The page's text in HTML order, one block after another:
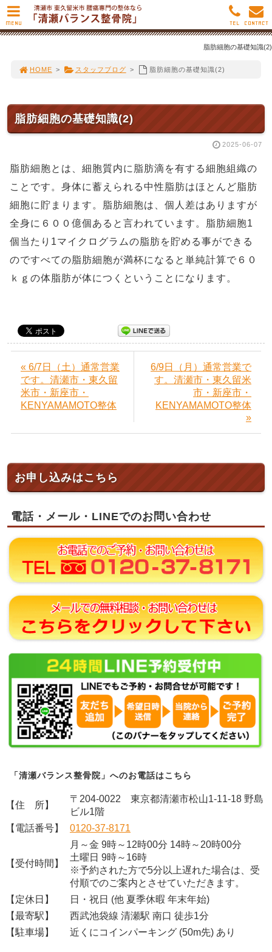
脂肪細胞の基礎知識(2)
HOME > スタッフブログ > 脂肪細胞の基礎知識(2)
脂肪細胞の基礎知識(2)
2025-06-07
脂肪細胞とは、細胞質内に脂肪滴を有する細胞組織の
ことです。身体に蓄えられる中性脂肪はほとんど脂肪
細胞に貯まります。脂肪細胞は、個人差はありますが
全身に６００億個あると言われています。脂肪細胞1
個当たり1マイクログラムの脂肪を貯める事ができる
のですべての脂肪細胞が満杯になると単純計算で６０
ｋｇの体脂肪が体につくということになります。
« 6/7日（土）通常営業
です。清瀬市・東久留
米市・新座市・
KENYAMAMOTO整体
6/9日（月）通常営業で
す。清瀬市・東久留米
市・新座市・
KENYAMAMOTO整体
»
お申し込みはこちら
電話・メール・LINEでのお問い合わせ
「清瀬バランス整骨院」へのお電話はこちら
【住 所】
〒204-0022 東京都清瀬市松山1-11-18 野島
ビル1階
【電話番号】
0120-37-8171
【受付時間】
月～金 9時～12時00分 14時～20時00分
土曜日 9時～16時
※予約された方で5分以上遅れた場合は、受
付順でのご案内とさせていただきます。
【定休日】
日・祝日 (他 夏季休暇 年末年始)
【最寄駅】
西武池袋線 清瀬駅 南口 徒歩1分
【駐車場】
近くにコインパーキング (50m先) あり
MENU CONTACT
TEL